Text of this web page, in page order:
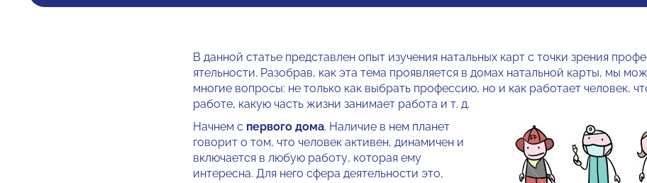
В данной статье представлен опыт изучения натальных карт с точки зрения
ятельности. Разобрав, как эта тема проявляется в домах натальной кар­ты, мы
многие вопросы: не только как выбрать про­фессию, но и как работает человек,
работе, какую часть жизни занимает работа и т. д.
Начнем с первого дома. Наличие в нем планет
говорит о том, что че­ловек активен, динамичен и
включа­ется в любую работу, которая ему
интересна. Для него сфера деятель­ности это,